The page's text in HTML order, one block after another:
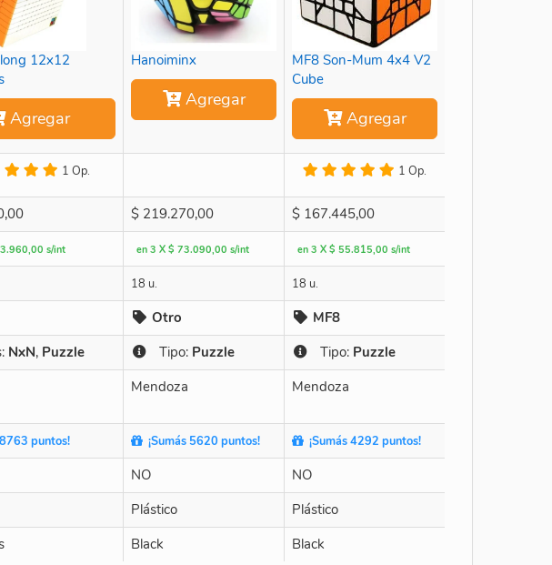
12x12
Agregar
Hanoiminx
Agregar
MF8 Son-Mum 4x4 V2
Cube
Agregar
1 Op. 1 Op.
$ 219.270,00 $ 167.445,00
s/int en 3 X $ 73.090,00 s/int en 3 X $ 55.815,00 s/int
18 u. 18 u.
Otro
MF8
NxN, Puzzle Tipo: Puzzle Tipo: Puzzle
Mendoza Mendoza
8763 puntos! ¡Sumás 5620 puntos! ¡Sumás 4292 puntos!
NO
NO
Plástico
Plástico
Black Black